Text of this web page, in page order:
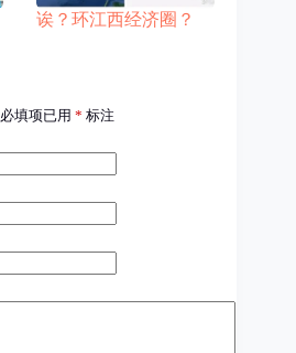
诶？环江西经济圈？
必填项已用 * 标注